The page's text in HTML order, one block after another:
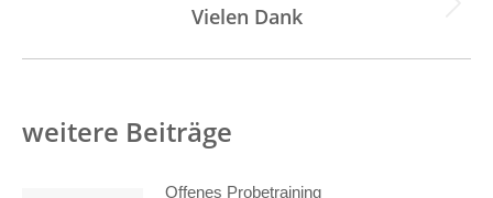
Nächster
Beitrag:
Vielen Dank
weitere Beiträge
Offenes Probetraining